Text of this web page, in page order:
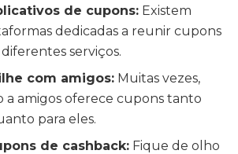
de cupons: Existem
dedicadas a reunir cupons
serviços.
com amigos: Muitas vezes,
a amigos oferece cupons tanto
para eles.
de cashback: Fique de olho